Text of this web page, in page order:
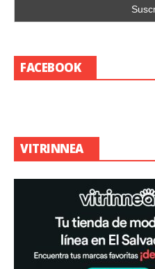
FACEBOOK
VITRINNEA